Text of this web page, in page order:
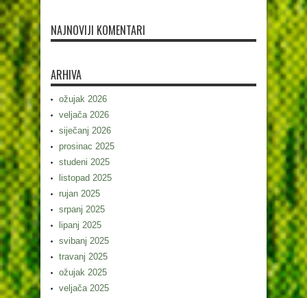
NAJNOVIJI KOMENTARI
ARHIVA
ožujak 2026
veljača 2026
siječanj 2026
prosinac 2025
studeni 2025
listopad 2025
rujan 2025
srpanj 2025
lipanj 2025
svibanj 2025
travanj 2025
ožujak 2025
veljača 2025